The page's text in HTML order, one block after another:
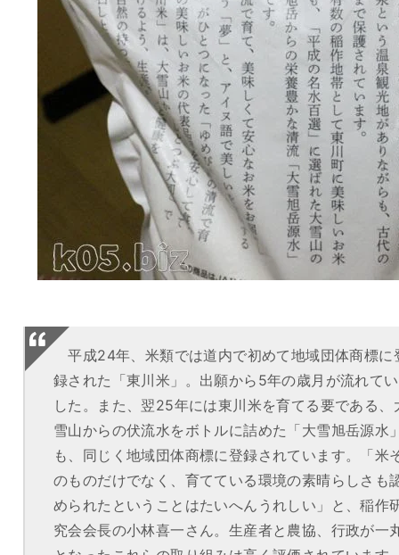
平成24年、米類では道内で初めて地域団体商標に
録された「東川米」。出願から5年の歳月が流れて
した。また、翌25年には東川米を育てる要である、
雪山からの伏流水をボトルに詰めた「大雪旭岳源水
も、同じく地域団体商標に登録されています。「米
のものだけでなく、育てている環境の素晴らしさも
められたということはたいへんうれしい」と、稲作
究会会長の小林喜一さん。生産者と農協、行政が一